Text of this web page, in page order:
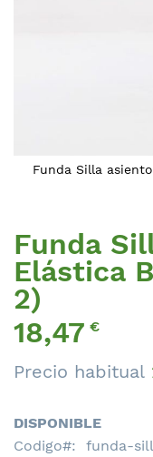
Funda
Elástica
2)
Precio
Especial
18,47€
Precio habitual
DISPONIBLE
Codigo
funda-
Funda Silla
Saltar
al
comienzo
de
la
galería
imágenes